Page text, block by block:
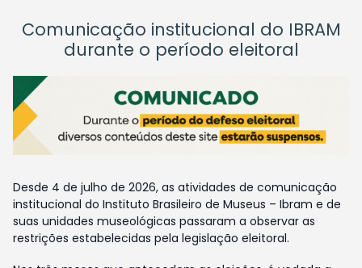
Comunicação institucional do IBRAM
durante o período eleitoral
Desde 4 de julho de 2026, as atividades de comunicação
institucional do Instituto Brasileiro de Museus – Ibram e de
suas unidades museológicas passaram a observar as
restrições estabelecidas pela legislação eleitoral.